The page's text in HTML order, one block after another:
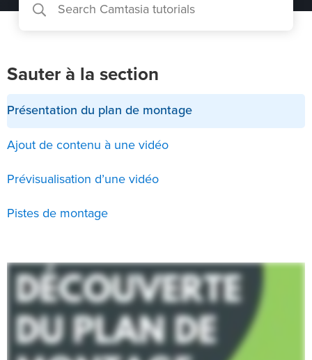
Sauter à la section
Présentation du plan de montage
Ajout de contenu à une vidéo
Prévisualisation d’une vidéo
Pistes de montage